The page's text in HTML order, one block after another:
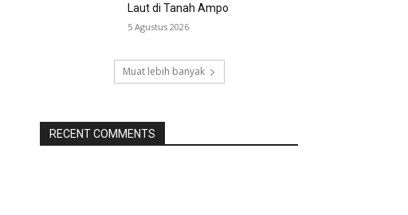
Laut di Tanah Ampo
5 Agustus 2026
Muat lebih banyak
RECENT COMMENTS